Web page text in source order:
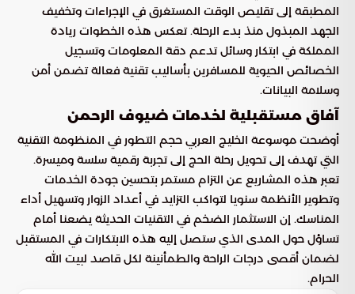
المطبقة إلى تقليص الوقت المستغرق في الإجراءات وتخفيف
الجهد المبذول منذ بدء الرحلة. تعكس هذه الخطوات ريادة
المملكة في ابتكار وسائل تدعم دقة المعلومات وتسجيل
الخصائص الحيوية للمسافرين بأساليب تقنية فعالة تضمن أمن
وسلامة البيانات.
آفاق مستقبلية لخدمات ضيوف الرحمن
أوضحت موسوعة الخليج العربي حجم التطور في المنظومة التقنية
التي تهدف إلى تحويل رحلة الحج إلى تجربة رقمية سلسة وميسرة.
تعبر هذه المشاريع عن التزام مستمر بتحسين جودة الخدمات
وتطوير الأنظمة سنويا لتواكب التزايد في أعداد الزوار وتسهيل أداء
المناسك. إن الاستثمار الضخم في التقنيات الحديثة يضعنا أمام
تساؤل حول المدى الذي ستصل إليه هذه الابتكارات في المستقبل
لضمان أقصى درجات الراحة والطمأنينة لكل قاصد لبيت الله
الحرام.